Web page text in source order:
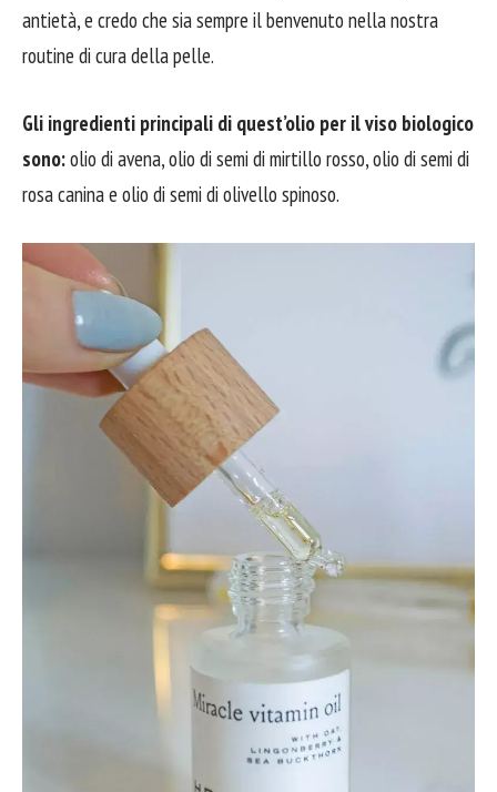
antietà, e credo che sia sempre il benvenuto nella nostra
routine di cura della pelle.
Gli ingredienti principali di quest’olio per il viso biologico
sono:olio di avena, olio di semi di mirtillo rosso, olio di semi di
rosa canina e olio di semi di olivello spinoso.